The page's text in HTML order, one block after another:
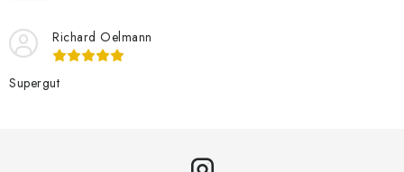
Richard Oelmann
Supergut